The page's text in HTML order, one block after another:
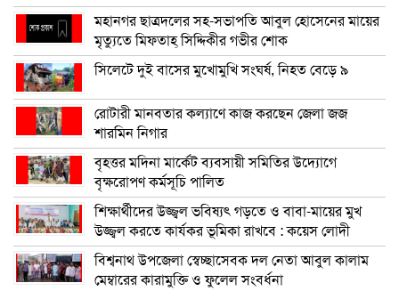
মহানগর ছাত্রদলের সহ-সভাপতি আবুল হোসেনের মায়ের
মৃত্যুতে মিফতাহ্ সিদ্দিকীর গভীর শোক
সিলেটে দুই বাসের মুখোমুখি সংঘর্ষ, নিহত বেড়ে ৯
রোটারী মানবতার কল্যাণে কাজ করছেন জেলা জজ
শারমিন নিগার
বৃহত্তর মদিনা মার্কেট ব্যবসায়ী সমিতির উদ্যোগে
বৃক্ষরোপণ কর্মসূচি পালিত
শিক্ষার্থীদের উজ্জ্বল ভবিষ্যৎ গড়তে ও বাবা-মায়ের মুখ
উজ্জ্বল করতে কার্যকর ভূমিকা রাখবে : কয়েস লোদী
বিশ্বনাথ উপজেলা স্বেচ্ছাসেবক দল নেতা আবুল কালাম
মেম্বারের কারামুক্তি ও ফুলেল সংবর্ধনা